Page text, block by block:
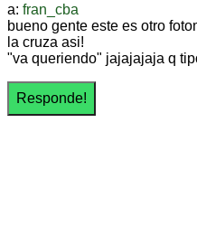
a: fran_cba
bueno gente este es otro
la cruza asi!
"va queriendo" jajajajaja q